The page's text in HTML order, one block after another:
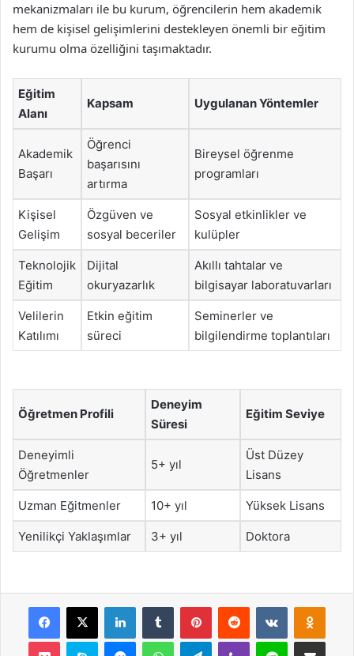
mekanizmaları ile bu kurum, öğrencilerin hem akademik
hem de kişisel gelişimlerini destekleyen önemli bir eğitim
kurumu olma özelliğini taşımaktadır.
Eğitim
Alanı
Kapsam Uygulanan Yöntemler
Akademik
Başarı
Öğrenci
başarısını
artırma
Bireysel öğrenme
programları
Kişisel
Gelişim
Özgüven ve
sosyal beceriler
Sosyal etkinlikler ve
kulüpler
Teknolojik
Eğitim
Dijital
okuryazarlık
Akıllı tahtalar ve
bilgisayar laboratuvarları
Velilerin
Katılımı
Etkin eğitim
süreci
Seminerler ve
bilgilendirme toplantıları
Öğretmen Profili
Deneyim
Süresi
Eğitim Seviye
Deneyimli
Öğretmenler
5+ yıl
Üst Düzey
Lisans
Uzman Eğitmenler 10+ yıl Yüksek Lisans
Yenilikçi Yaklaşımlar 3+ yıl Doktora
Facebook
X LinkedInTumblr PinterestReddit VKontakte
Pocket Skype MessengerWhatsAppTelegramViber Line E-Posta ile